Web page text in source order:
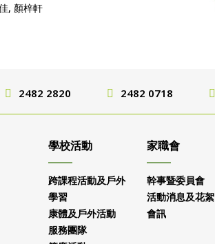
, 顏梓軒
2482 2820 2482 0718
學校活動
跨課程活動及戶外
學習
康體及戶外活動
服務團隊
家職會
幹事暨委員會
活動消息及花絮
會訊